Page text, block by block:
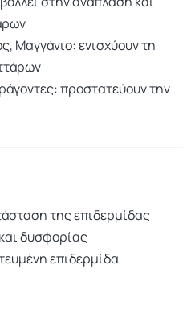
Μαγγάνιο: ενισχύουν τη
προστατεύουν την
της επιδερμίδας
δυσφορίας
επιδερμίδα